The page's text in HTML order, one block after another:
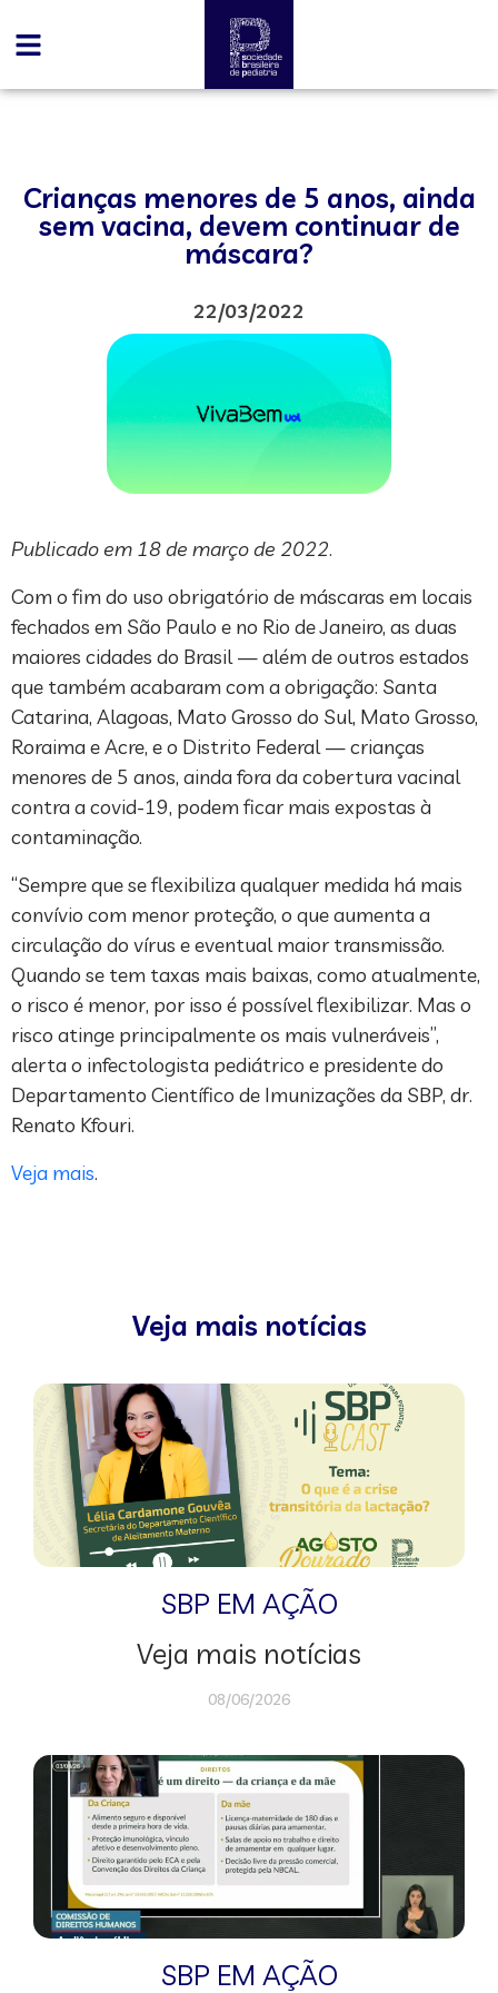
Crianças menores de 5 anos, ainda
sem vacina, devem continuar de
máscara?
22/03/2022
Publicado em 18 de março de 2022.
Com o fim do uso obrigatório de máscaras em locais
fechados em São Paulo e no Rio de Janeiro, as duas
maiores cidades do Brasil — além de outros estados
que também acabaram com a obrigação: Santa
Catarina, Alagoas, Mato Grosso do Sul, Mato Grosso,
Roraima e Acre, e o Distrito Federal — crianças
menores de 5 anos, ainda fora da cobertura vacinal
contra a covid-19, podem ficar mais expostas à
contaminação.
“Sempre que se flexibiliza qualquer medida há mais
convívio com menor proteção, o que aumenta a
circulação do vírus e eventual maior transmissão.
Quando se tem taxas mais baixas, como atualmente,
o risco é menor, por isso é possível flexibilizar. Mas o
risco atinge principalmente os mais vulneráveis”,
alerta o infectologista pediátrico e presidente do
Departamento Científico de Imunizações da SBP, dr.
Renato Kfouri.
Veja mais.
Veja mais notícias
SBP EM AÇÃO
Veja mais notícias
08/06/2026
SBP EM AÇÃO